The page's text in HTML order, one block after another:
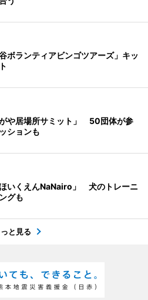
ボランティアビンゴツアーズ」キッ
や居場所サミット」 50団体が参
ションも
いくえんNaNairo」 犬のトレーニ
グも
と見る